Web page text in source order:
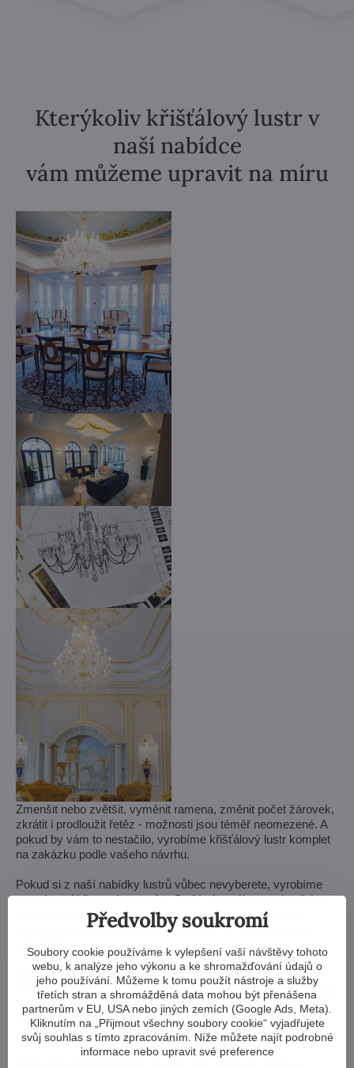
Kterýkoliv křišťálový lustr v
naší nabídce
vám můžeme upravit na míru
Zmenšit nebo zvětšit, vyměnit ramena, změnit počet žárovek,
zkrátit i prodloužit řetěz - možnosti jsou téměř neomezené. A
pokud by vám to nestačilo, vyrobíme křišťálový lustr komplet
na zakázku podle vašeho návrhu.
Pokud si z naší nabídky lustrů vůbec nevyberete, vyrobíme
pro vás svítidlo zcela na míru. Stačí nám výkres nebo třeba
obrázek/fotka, jak si lustr představujete. My posoudíme
možnosti výroby a do týdne vám pošleme návrhy včetně
Jednodušší úpravy zvládneme v rámci 3–4 týdnů, složitější
změny nebo lustr na míru zaberou přibližně 8–10 týdnů. Pokud
by se vám stavba nebo rekonstrukce protáhla, vůbec nevadí -
rádi vám lustr podržíme na našem skladu.
Chcete křišťálový lustr na míru? Nebo
Předvolby soukromí
Soubory cookie používáme k vylepšení vaší návštěvy tohoto
webu, k analýze jeho výkonu a ke shromažďování údajů o
jeho používání. Můžeme k tomu použít nástroje a služby
třetích stran a shromážděná data mohou být přenášena
partnerům v EU, USA nebo jiných zemích (Google Ads, Meta).
Kliknutím na „Přijmout všechny soubory cookie“ vyjadřujete
svůj souhlas s tímto zpracováním. Níže můžete najít podrobné
informace nebo upravit své preference